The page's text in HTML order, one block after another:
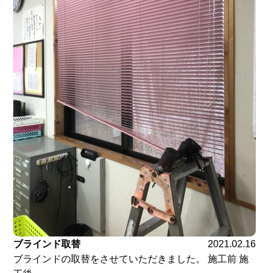
ブラインド取替
2021.02.16
ブラインドの取替をさせていただきました。 施工前 施